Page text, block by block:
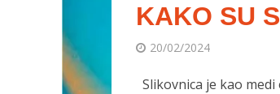
KAKO SU
20/02/2024
Slikovnica je kao